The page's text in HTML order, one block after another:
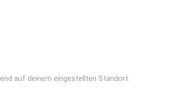
auf deinem eingestellten Standort: